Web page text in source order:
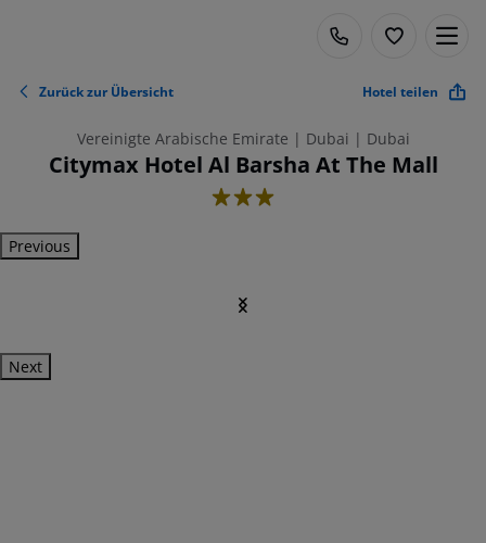
Zurück zur Übersicht Hotel teilen
Vereinigte Arabische Emirate | Dubai | Dubai
Citymax Hotel Al Barsha At The Mall
3
Previous
Next